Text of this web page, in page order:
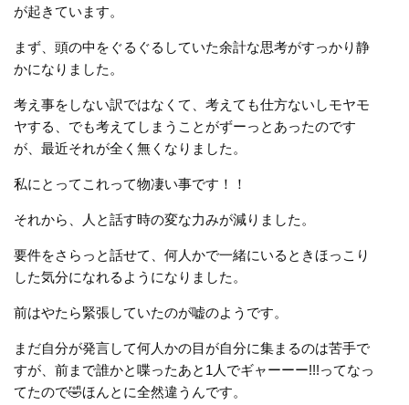
が起きています。
まず、頭の中をぐるぐるしていた余計な思考がすっかり静
かになりました。
考え事をしない訳ではなくて、考えても仕方ないしモヤモ
ヤする、でも考えてしまうことがずーっとあったのです
が、最近それが全く無くなりました。
私にとってこれって物凄い事です！！
それから、人と話す時の変な力みが減りました。
要件をさらっと話せて、何人かで一緒にいるときほっこり
した気分になれるようになりました。
前はやたら緊張していたのが嘘のようです。
まだ自分が発言して何人かの目が自分に集まるのは苦手で
すが、前まで誰かと喋ったあと1人でギャーーー!!!ってなっ
てたので🤣ほんとに全然違うんです。